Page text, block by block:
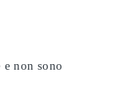
non sono